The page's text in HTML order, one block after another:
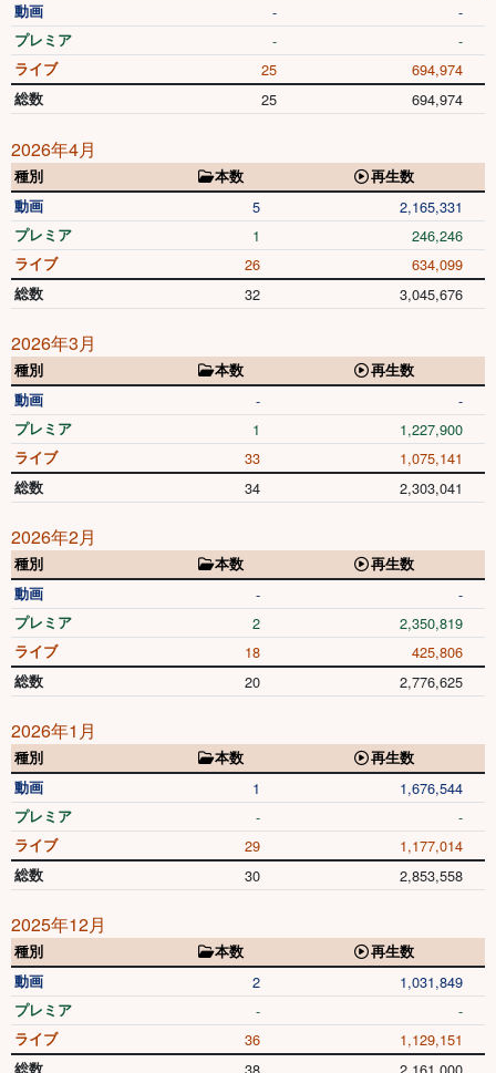
動画
- -
プレミア - -
ライブ 25 694,974
総数 25 694,974
2026年4月
種別 本数
再生数
動画
5 2,165,331
プレミア 1 246,246
ライブ 26 634,099
総数 32 3,045,676
2026年3月
種別 本数
再生数
動画
- -
プレミア 1 1,227,900
ライブ 33 1,075,141
総数 34 2,303,041
2026年2月
種別 本数
再生数
動画
- -
プレミア 2 2,350,819
ライブ 18 425,806
総数 20 2,776,625
2026年1月
種別 本数
再生数
動画
1 1,676,544
プレミア - -
ライブ 29 1,177,014
総数 30 2,853,558
2025年12月
種別 本数
再生数
動画
2 1,031,849
プレミア - -
ライブ 36 1,129,151